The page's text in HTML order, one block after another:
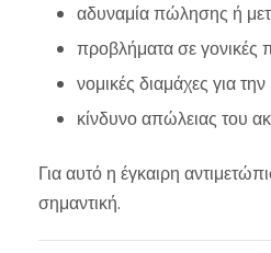
αδυναμία πώλησης ή
προβλήματα σε γονικές
νομικές διαμάχες για
κίνδυνο απώλειας του
Για αυτό η έγκαιρη
σημαντική.